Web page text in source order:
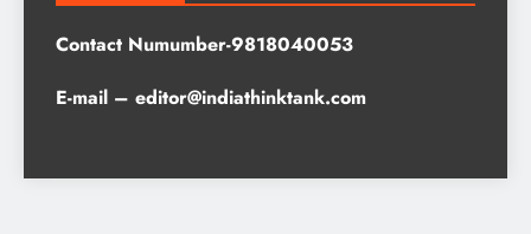
Contact Numumber-9818040053
E-mail – editor@indiathinktank.com